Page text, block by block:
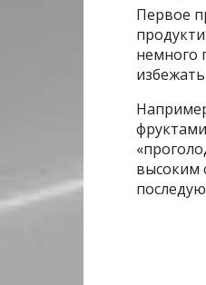
Первое
немного
высоким